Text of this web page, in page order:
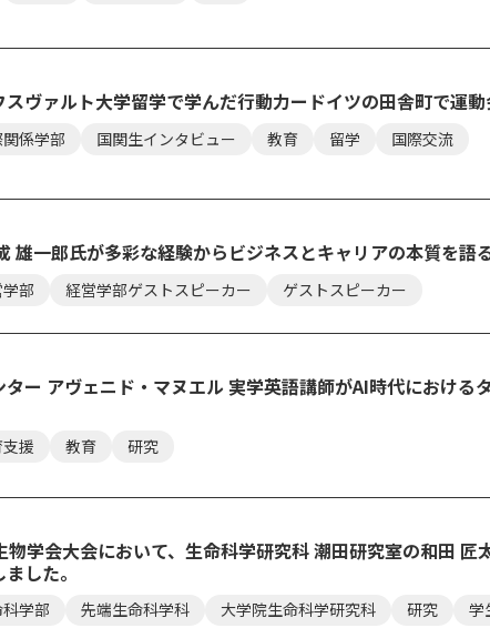
スヴァルト大学留学で学んだ行動力ードイツの田舎町で運
係学部 国関生インタビュー 教育 留学 国際交流
雄一郎氏が多彩な経験からビジネスとキャリアの本質を語
部 経営学部ゲストスピーカー ゲストスピーカー
ー アヴェニド・マヌエル 実学英語講師がAI時代における
援 教育 研究
物学会大会において、生命科学研究科 潮田研究室の和田 匠
した。
学部 先端生命科学科 大学院生命科学研究科 研究 学